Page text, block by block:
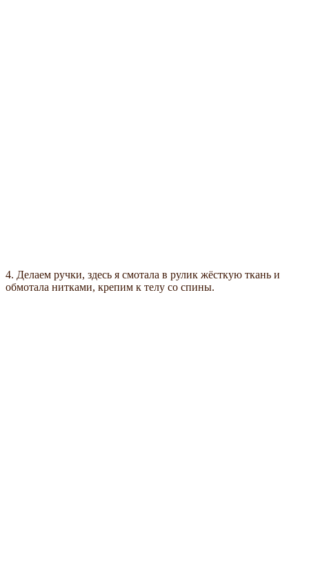
4. Делаем ручки, здесь я смотала в рулик жёсткую ткань и
обмотала нитками, крепим к телу со спины.